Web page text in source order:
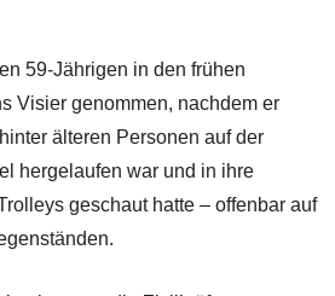
59-Jährigen in den frühen
Visier genommen, nachdem er
älteren Personen auf der
hergelaufen war und in ihre
geschaut hatte – offenbar auf